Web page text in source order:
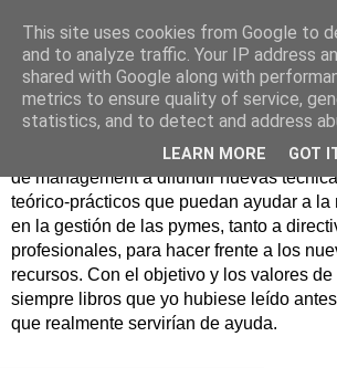
Nuevo Viernes -
Libro
Nace con la misión de ayudar mediante
de management a difundir nuevas
teórico-prácticos que puedan ayudar a la
en la gestión de las pymes, tanto a
profesionales, para hacer frente a los
recursos. Con el objetivo y los valores
siempre libros que yo hubiese leído
que realmente servirían de ayuda.
This site uses cookies from Google to
and to analyze traffic. Your IP address
shared with Google along with
metrics to ensure quality of service,
statistics, and to detect and address
LEARN MORE GOT